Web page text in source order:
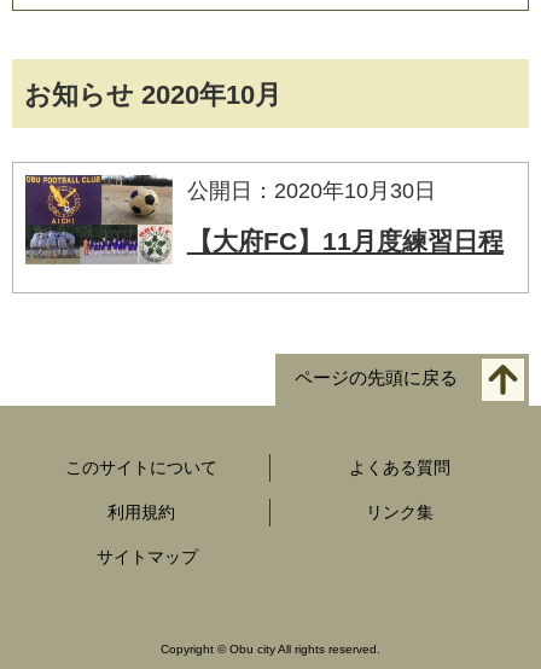
お知らせ 2020年10月
公開日：2020年10月30日
【大府FC】11月度練習日程
ページの先頭に戻る
このサイトについて よくある質問
利用規約 リンク集
サイトマップ
Copyright ©Obu city All rights reserved.